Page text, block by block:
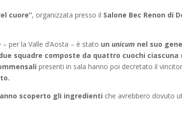
cuore”, organizzata presso il Salone Bec Renon di
per la Valle d’Aosta – è stato ununicum nel suo
squadre composte da quattro cuochi ciascuna
presenti in sala hanno poi decretato il
scoperto gli ingredienti che avrebbero dovuto